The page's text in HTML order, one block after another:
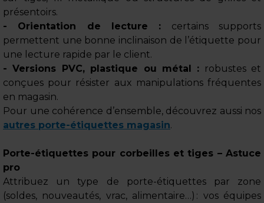
présentoirs.
- Orientation de lecture : certains supports
permettent une bonne inclinaison de l’étiquette pour
une lecture rapide par le client.
- Versions PVC, plastique ou métal : robustes et
conçues pour résister aux manipulations fréquentes
en magasin.
Pour une cohérence d’ensemble, découvrez aussi nos
autres porte-étiquettes magasin.
Porte-étiquettes pour corbeilles et tiges – Astuce
pro
Attribuez un type de porte-étiquettes par zone
(soldes, nouveautés, vrac, alimentaire…) : vos équipes